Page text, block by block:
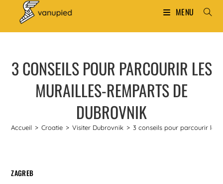
MENU
3 CONSEILS POUR PARCOURIR LES
MURAILLES-REMPARTS DE
DUBROVNIK
Accueil > Croatie > Visiter Dubrovnik > 3 conseils pour parcourir les
ZAGREB